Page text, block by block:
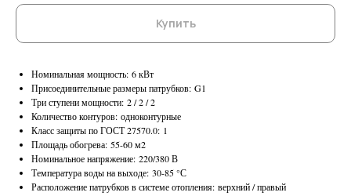
Купить
Номинальная мощность: 6 кВт
Присоединительные размеры патрубков: G1
Три ступени мощности: 2 / 2 / 2
Количество контуров: одноконтурные
Класс защиты по ГОСТ 27570.0: 1
Площадь обогрева: 55-60 м2
Номинальное напряжение: 220/380 В
Температура воды на выходе: 30-85 °С
Расположение патрубков в системе отопления: верхний / правый